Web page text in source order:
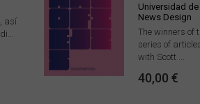
así
Universidad
News Design
The winners of
series of
with Scott ...
40,00 €